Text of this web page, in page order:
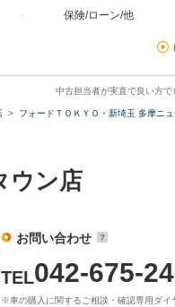
保険/ローン/他
中古担当者が実直で良い方で
フォードＴＯＫＹＯ・新埼玉 多摩ニ
ウン店
お問い合わせ
TEL042-675-
※車の購入に関するご相談・確認専用ダイ